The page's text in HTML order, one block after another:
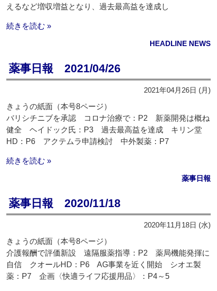
えるなど増収増益となり、過去最高益を達成し
続きを読む »
HEADLINE NEWS
薬事日報 2021/04/26
2021年04月26日 (月)
きょうの紙面（本号8ページ）
バリシチニブを承認 コロナ治療で：P2 新薬開発は概ね
健全 ヘイドック氏：P3 過去最高益を達成 キリン堂
HD：P6 アクテムラ申請検討 中外製薬：P7
続きを読む »
薬事日報
薬事日報 2020/11/18
2020年11月18日 (水)
きょうの紙面（本号8ページ）
介護報酬で評価新設 遠隔服薬指導：P2 薬局機能発揮に
自信 クオールHD：P6 AG事業を近く開始 シオエ製
薬：P7 企画〈快適ライフ応援用品〉：P4～5